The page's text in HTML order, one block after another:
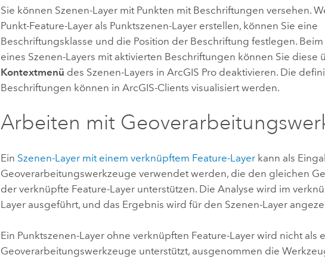
Sie können Szenen-Layer mit Punkten mit Beschriftungen versehen.
Punkt-Feature-Layer als Punktszenen-Layer erstellen, können Sie eine
Beschriftungsklasse und die Position der Beschriftung festlegen.
eines Szenen-Layers mit aktivierten Beschriftungen können Sie diese
Kontextmenü des Szenen-Layers inArcGIS Pro deaktivieren. Die
Beschriftungen können in ArcGIS-Clients visualisiert werden.
Arbeiten mit
Ein Szenen-Layer mit einem verknüpftem Feature-Layer kann als
Geoverarbeitungswerkzeuge verwendet werden, die den gleichen
der verknüpfte Feature-Layer unterstützen. Die Analyse wird im
Layer ausgeführt, und das Ergebnis wird für den Szenen-Layer
Ein Punktszenen-Layer ohne verknüpften Feature-Layer wird nicht als
Geoverarbeitungswerkzeuge unterstützt, ausgenommen die